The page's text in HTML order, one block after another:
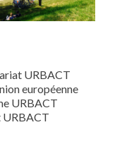
URBACT
européenne
URBACT
URBACT